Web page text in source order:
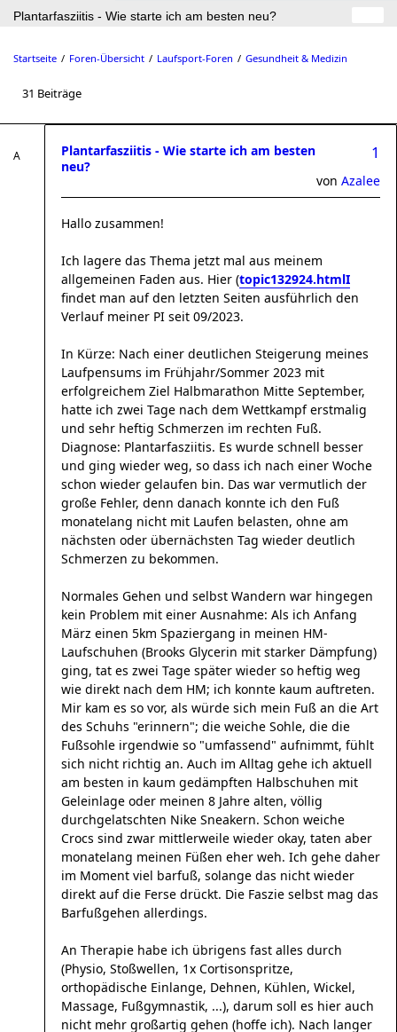
Plantarfasziitis - Wie starte ich am besten neu?
Startseite Foren-Übersicht Laufsport-Foren Gesundheit & Medizin
31 Beiträge
Plantarfasziitis - Wie starte ich am besten
neu?
1
von Azalee
Hallo zusammen!
Ich lagere das Thema jetzt mal aus meinem
allgemeinen Faden aus. Hier (topic132924.htmlI
findet man auf den letzten Seiten ausführlich den
Verlauf meiner PI seit 09/2023.
In Kürze: Nach einer deutlichen Steigerung meines
Laufpensums im Frühjahr/Sommer 2023 mit
erfolgreichem Ziel Halbmarathon Mitte September,
hatte ich zwei Tage nach dem Wettkampf erstmalig
und sehr heftig Schmerzen im rechten Fuß.
Diagnose: Plantarfasziitis. Es wurde schnell besser
und ging wieder weg, so dass ich nach einer Woche
schon wieder gelaufen bin. Das war vermutlich der
große Fehler, denn danach konnte ich den Fuß
monatelang nicht mit Laufen belasten, ohne am
nächsten oder übernächsten Tag wieder deutlich
Schmerzen zu bekommen.
Normales Gehen und selbst Wandern war hingegen
kein Problem mit einer Ausnahme: Als ich Anfang
März einen 5km Spaziergang in meinen HM-
Laufschuhen (Brooks Glycerin mit starker Dämpfung)
ging, tat es zwei Tage später wieder so heftig weg
wie direkt nach dem HM; ich konnte kaum auftreten.
Mir kam es so vor, als würde sich mein Fuß an die Art
des Schuhs "erinnern"; die weiche Sohle, die die
Fußsohle irgendwie so "umfassend" aufnimmt, fühlt
sich nicht richtig an. Auch im Alltag gehe ich aktuell
am besten in kaum gedämpften Halbschuhen mit
Geleinlage oder meinen 8 Jahre alten, völlig
durchgelatschten Nike Sneakern. Schon weiche
Crocs sind zwar mittlerweile wieder okay, taten aber
monatelang meinen Füßen eher weh. Ich gehe daher
im Moment viel barfuß, solange das nicht wieder
direkt auf die Ferse drückt. Die Faszie selbst mag das
Barfußgehen allerdings.
An Therapie habe ich übrigens fast alles durch
(Physio, Stoßwellen, 1x Cortisonspritze,
orthopädische Einlange, Dehnen, Kühlen, Wickel,
Massage, Fußgymnastik, ...), darum soll es hier auch
nicht mehr großartig gehen (hoffe ich). Nach langer